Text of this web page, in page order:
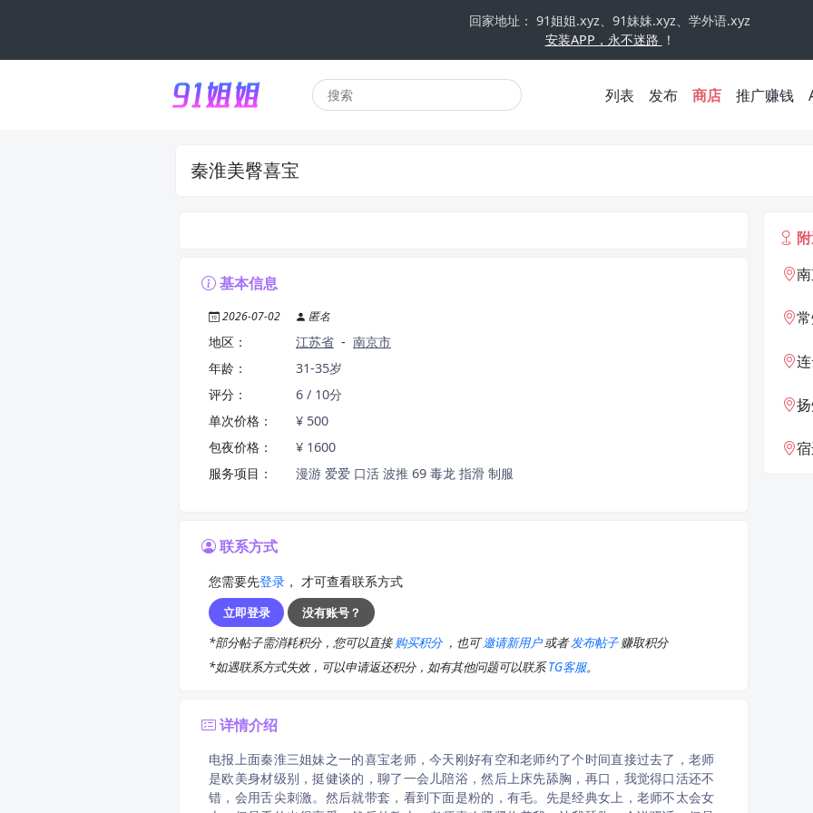
回家地址： 91姐姐.xyz、91妹妹.xyz、学外语.xyz
安装APP，永不迷路 ！
列表 发布 商店 推广赚钱
秦淮美臀喜宝
基本信息
2026-07-02 匿名
地区： 江苏省 - 南京市
年龄：
31-35岁
评分：
6 / 10分
单次价格：
¥ 500
包夜价格：
¥ 1600
服务项目：
漫游 爱爱 口活 波推 69 毒龙 指滑 制服
联系方式
您需要先登录 ， 才可查看联系方式
立即登录
没有账号？
*部分帖子需消耗积分，您可以直接购买积分 ，也可邀请新用户或者发布帖子赚取积分
*如遇联系方式失效，可以申请返还积分，如有其他问题可以联系TG客服。
详情介绍
电报上面秦淮三姐妹之一的喜宝老师，今天刚好有空和老师约了个时间直接过去了，老师
是欧美身材级别，挺健谈的，聊了一会儿陪浴，然后上床先舔胸，再口，我觉得口活还不
错，会用舌尖刺激。然后就带套，看到下面是粉的，有毛。先是经典女上，老师不太会女